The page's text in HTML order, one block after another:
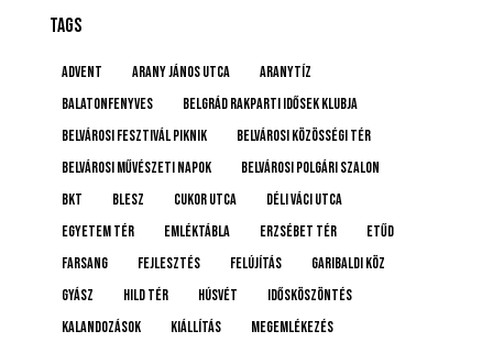
TAGS
advent Arany János utca
Aranytíz
Balatonfenyves
Belgrád Rakparti Idősek Klubja
Belvárosi Fesztivál Piknik
Belvárosi Közösségi Tér
Belvárosi Művészeti Napok
Belvárosi Polgári Szalon
BKT
BLESZ Cukor utca
Déli Váci utca
Egyetem tér
emléktábla Erzsébet tér
etűd
farsang
fejlesztés felújítás
Garibaldi köz
gyász
Hild tér húsvét
idősköszöntés
Kalandozások
kiállítás
megemlékezés